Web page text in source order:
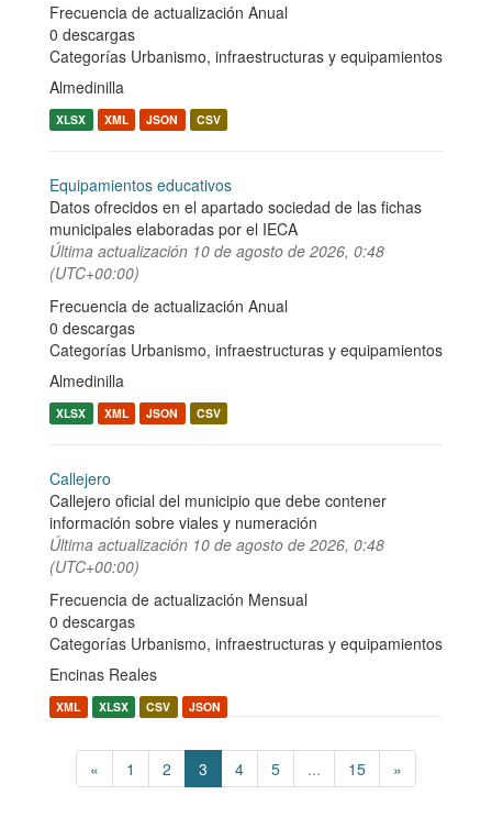
Frecuencia de actualización Anual
0 descargas
Categorías Urbanismo, infraestructuras y equipamientos
Almedinilla
XLSX XML JSON CSV
Equipamientos educativos
Datos ofrecidos en el apartado sociedad de las fichas
municipales elaboradas por el IECA
Última actualización 10 de agosto de 2026, 0:48
(UTC+00:00)
Frecuencia de actualización Anual
0 descargas
Categorías Urbanismo, infraestructuras y equipamientos
Almedinilla
XLSX XML JSON CSV
Callejero
Callejero oficial del municipio que debe contener
información sobre viales y numeración
Última actualización 10 de agosto de 2026, 0:48
(UTC+00:00)
Frecuencia de actualización Mensual
0 descargas
Categorías Urbanismo, infraestructuras y equipamientos
Encinas Reales
XML XLSX CSV JSON
« 1 2 3 4 5 ... 15 »